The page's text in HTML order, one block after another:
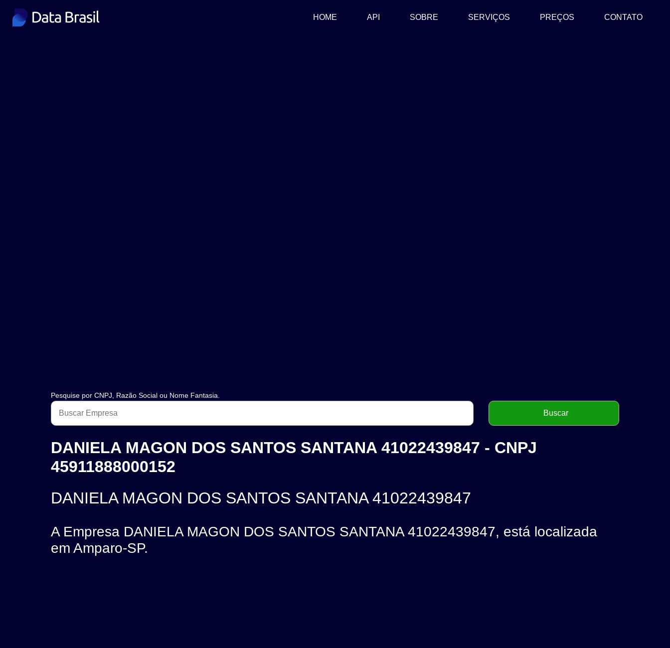
HOME (CURRENT)
API SOBRE SERVIÇOS PREÇOS CONTATO
Pesquise por CNPJ, Razão Social ou Nome Fantasia.
DANIELA MAGON DOS SANTOS SANTANA 41022439847 - CNPJ
45911888000152
DANIELA MAGON DOS SANTOS SANTANA 41022439847
A Empresa DANIELA MAGON DOS SANTOS SANTANA 41022439847, está localizada
em Amparo-SP.